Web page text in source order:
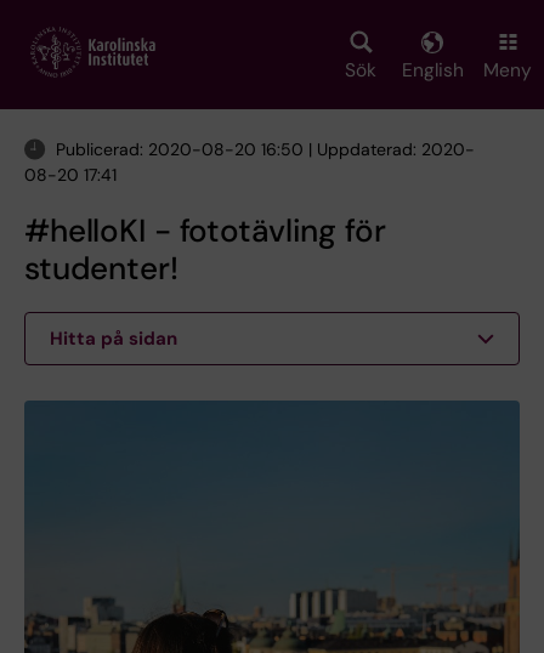
main
Sök English Meny
Publicerad: 2020-08-20 16:50 | Uppdaterad: 2020-
08-20 17:41
#helloKI - fototävling för
studenter!
Hitta på sidan